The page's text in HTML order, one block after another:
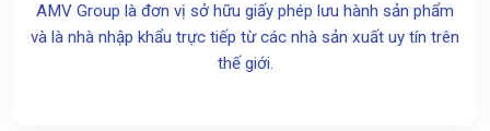
AMV Group là đơn vị sở hữu giấy phép lưu hành sản phẩm
và là nhà nhập khẩu trực tiếp từ các nhà sản xuất uy tín trên
thế giới.